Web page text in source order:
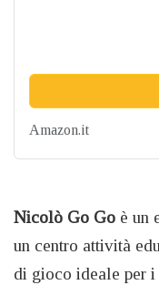
Amazon.it
Nicolò Go Go è un
un centro attività
di gioco ideale per